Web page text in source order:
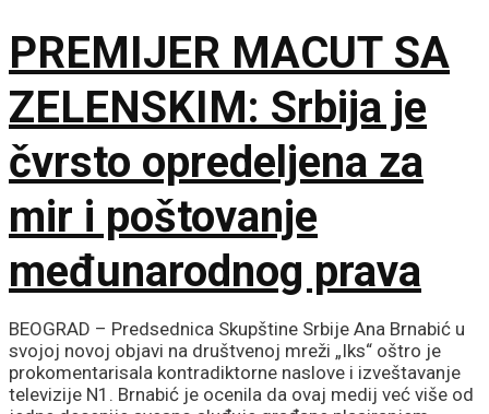
PREMIJER MACUT SA
ZELENSKIM: Srbija je
čvrsto opredeljena za
mir i poštovanje
međunarodnog prava
BEOGRAD – Predsednica Skupštine Srbije Ana Brnabić u
svojoj novoj objavi na društvenoj mreži „Iks“ oštro je
prokomentarisala kontradiktorne naslove i izveštavanje
televizije N1. Brnabić je ocenila da ovaj medij već više od